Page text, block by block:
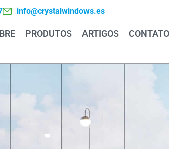
info@crystalwindows.es
PRODUTOS ARTIGOS CONTATO